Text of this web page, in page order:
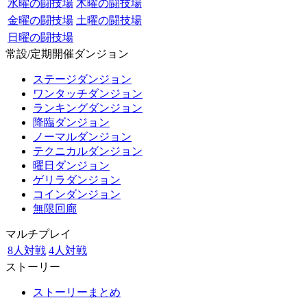
水曜の闘技場 木曜の闘技場
金曜の闘技場 土曜の闘技場
日曜の闘技場
常設/定期開催ダンジョン
ステージダンジョン
ワンタッチダンジョン
ランキングダンジョン
降臨ダンジョン
ノーマルダンジョン
テクニカルダンジョン
曜日ダンジョン
ゲリラダンジョン
コインダンジョン
無限回廊
マルチプレイ
8人対戦 4人対戦
ストーリー
ストーリーまとめ